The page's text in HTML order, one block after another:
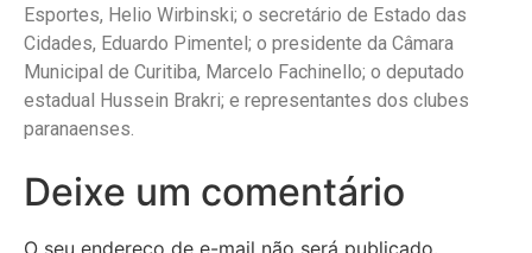
Esportes, Helio Wirbinski; o secretário de Estado das
Cidades, Eduardo Pimentel; o presidente da Câmara
Municipal de Curitiba, Marcelo Fachinello; o deputado
estadual Hussein Brakri; e representantes dos clubes
paranaenses.
Deixe um comentário